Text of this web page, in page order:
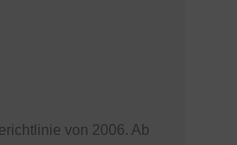
von 2006. Ab